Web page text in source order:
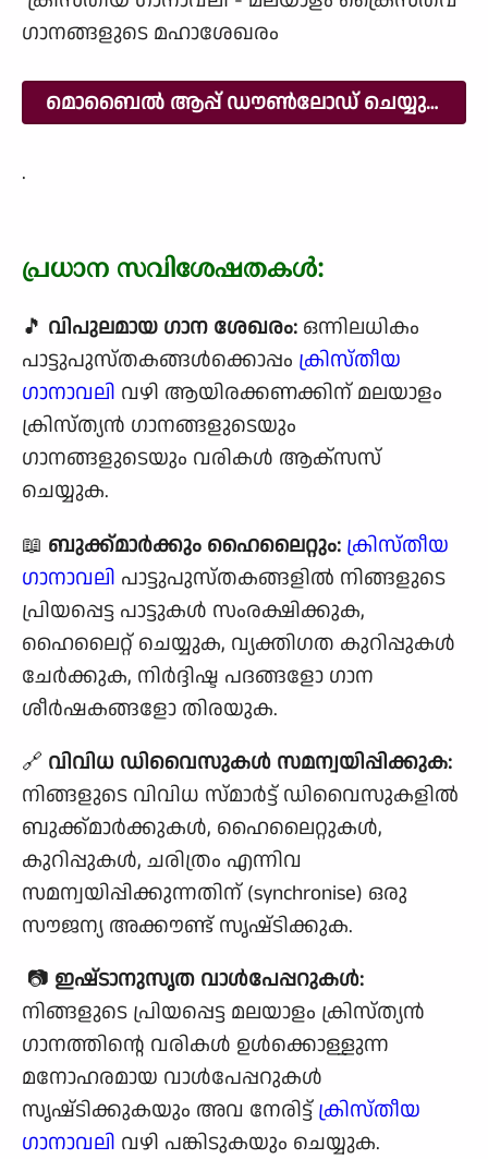
ഗാനങ്ങളുടെ മഹാശേഖരം
മൊബൈൽ ആപ്പ് ഡൗൺലോഡ് ചെയ്യുക
.
പ്രധാന സവിശേഷതകൾ:
🎵 വിപുലമായ ഗാന ശേഖരം: ഒന്നിലധികം
പാട്ടുപുസ്തകങ്ങൾക്കൊപ്പം ക്രിസ്തീയ
ഗാനാവലി വഴി ആയിരക്കണക്കിന് മലയാളം
ക്രിസ്ത്യൻ ഗാനങ്ങളുടെയും
ഗാനങ്ങളുടെയും വരികൾ ആക്‌സസ്
ചെയ്യുക.
📖 ബുക്ക്‌മാർക്കും ഹൈലൈറ്റും: ക്രിസ്തീയ
ഗാനാവലി പാട്ടുപുസ്തകങ്ങളിൽ നിങ്ങളുടെ
പ്രിയപ്പെട്ട പാട്ടുകൾ സംരക്ഷിക്കുക,
ഹൈലൈറ്റ് ചെയ്യുക, വ്യക്തിഗത കുറിപ്പുകൾ
ചേർക്കുക, നിർദ്ദിഷ്ട പദങ്ങളോ ഗാന
ശീർഷകങ്ങളോ തിരയുക.
🔗 വിവിധ ഡിവൈസുകൾ സമന്വയിപ്പിക്കുക:
നിങ്ങളുടെ വിവിധ സ്മാർട്ട് ഡിവൈസുകളിൽ
ബുക്ക്‌മാർക്കുകൾ, ഹൈലൈറ്റുകൾ,
കുറിപ്പുകൾ, ചരിത്രം എന്നിവ
സമന്വയിപ്പിക്കുന്നതിന് (synchronise) ഒരു
സൗജന്യ അക്കൗണ്ട് സൃഷ്‌ടിക്കുക.
📷 ഇഷ്‌ടാനുസൃത വാൾപേപ്പറുകൾ:
നിങ്ങളുടെ പ്രിയപ്പെട്ട മലയാളം ക്രിസ്ത്യൻ
ഗാനത്തിൻ്റെ വരികൾ ഉൾക്കൊള്ളുന്ന
മനോഹരമായ വാൾപേപ്പറുകൾ
സൃഷ്‌ടിക്കുകയും അവ നേരിട്ട്ക്രിസ്തീയ
ഗാനാവലി വഴി പങ്കിടുകയും ചെയ്യുക.